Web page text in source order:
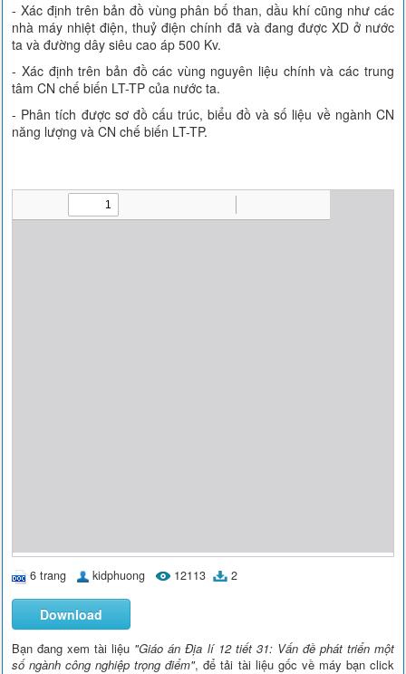
- Xác định trên bản đồ vùng phân bố than, dầu khí cũng như các
nhà máy nhiệt điện, thuỷ điện chính đã và đang được XD ở nước
ta và đường dây siêu cao áp 500 Kv.
- Xác định trên bản đồ các vùng nguyên liệu chính và các trung
tâm CN chế biến LT-TP của nước ta.
- Phân tích được sơ đồ cấu trúc, biểu đồ và số liệu về ngành CN
năng lượng và CN chế biến LT-TP.
6 trang kidphuong 12113 2
Download
Bạn đang xem tài liệu "Giáo án Địa lí 12 tiết 31: Vấn đề phát triển một
số ngành công nghiệp trọng điểm", để tải tài liệu gốc về máy bạn click